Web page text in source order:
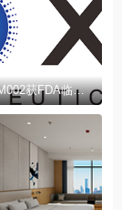
RiboX Therapeutics环形RNA体内CAR-T疗法RXIM002获FDA临床试验许可